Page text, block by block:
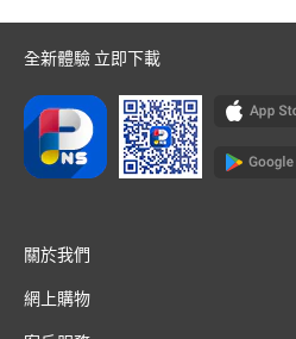
全新體驗 立即下載
關於我們
網上購物